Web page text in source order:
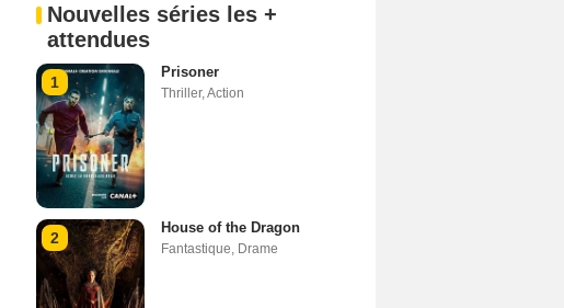
Nouvelles séries les +
attendues
1
Prisoner
Thriller, Action
2
House of the Dragon
Fantastique Drame